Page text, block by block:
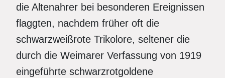
die Altenahrer bei besonderen Ereignissen
flaggten, nachdem früher oft die
schwarzweißrote Trikolore, seltener die
durch die Weimarer Verfassung von 1919
eingeführte schwarzrotgoldene